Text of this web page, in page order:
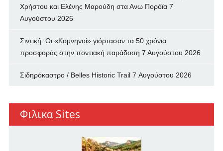
Χρήστου και Ελένης Μαρούδη στα Ανω Πορόϊα 7
Αυγούστου 2026
Σιντική: Οι «Κομνηνοί» γιόρτασαν τα 50 χρόνια
προσφοράς στην ποντιακή παράδοση 7 Αυγούστου 2026
Σιδηρόκαστρο / Belles Historic Trail 7 Αυγούστου 2026
Φιλικα Sites